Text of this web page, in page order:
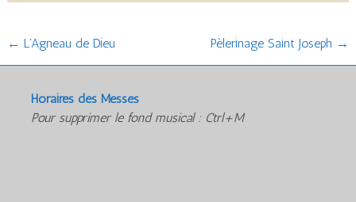
Post
← L’Agneau de Dieu Pèlerinage Saint Joseph →
Horaires des Messes
Pour supprimer le fond musical : Ctrl+M